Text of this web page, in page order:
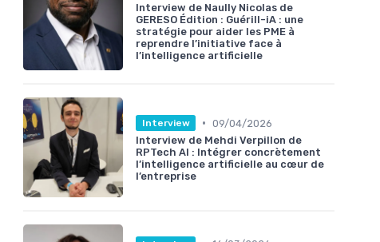
Interview de Naully Nicolas de
GERESO Édition : Guérill-iA : une
stratégie pour aider les PME à
reprendre l’initiative face à
l’intelligence artificielle
Interview • 09/04/2026
Interview de Mehdi Verpillon de
RPTech AI : Intégrer concrètement
l’intelligence artificielle au cœur de
l’entreprise